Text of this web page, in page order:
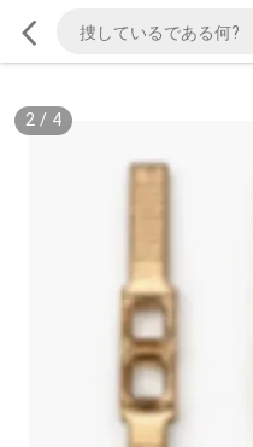
2/ 4